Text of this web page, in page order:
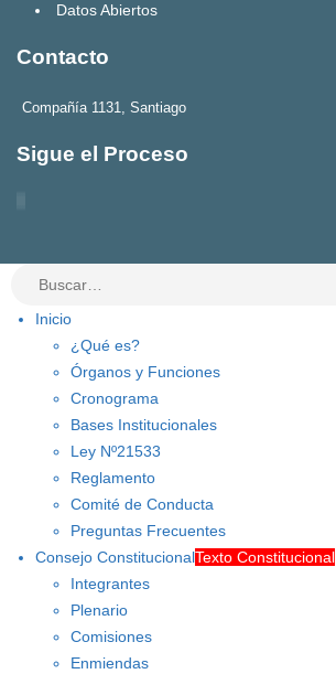
Datos Abiertos
Contacto
Compañía 1131, Santiago
Sigue el Proceso
Inicio
¿Qué es?
Órganos y Funciones
Cronograma
Bases Institucionales
Ley Nº21533
Reglamento
Comité de Conducta
Preguntas Frecuentes
Consejo ConstitucionalTexto Constitucional
Integrantes
Plenario
Comisiones
Enmiendas